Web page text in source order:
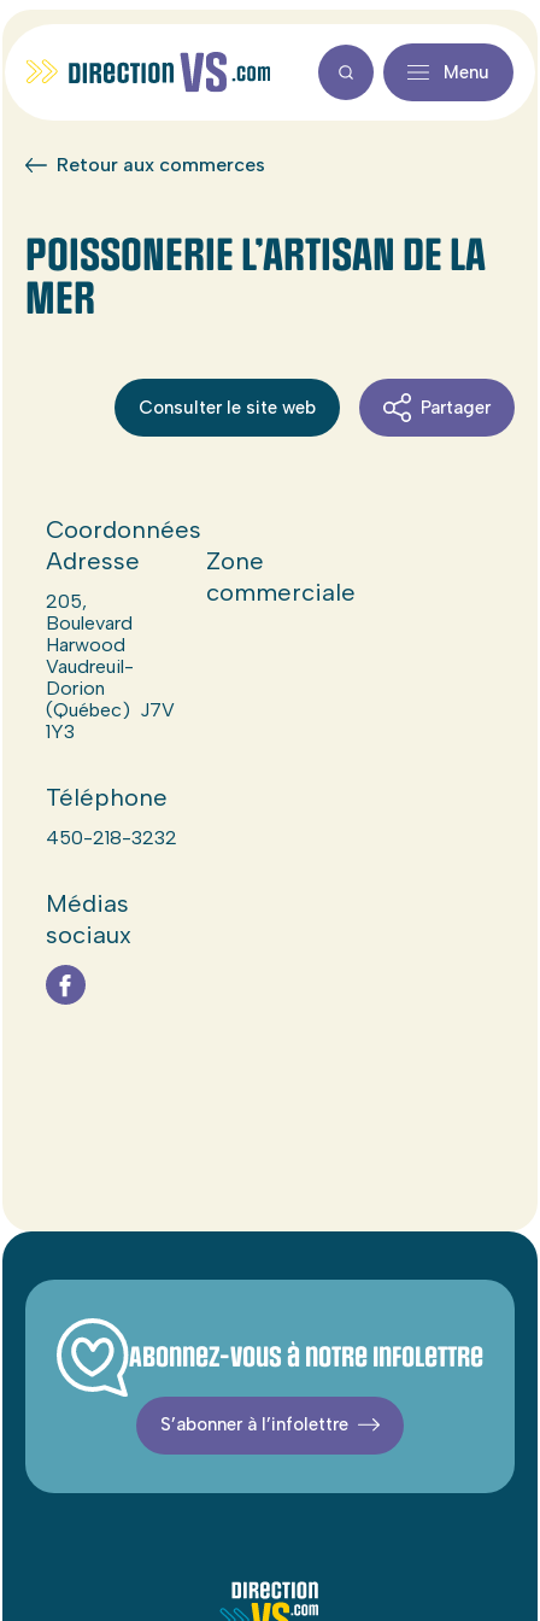
Menu
Retour aux commerces
POISSONERIE L’ARTISAN DE LA
MER
Consulter le site web Partager
Coordonnées
Adresse
205,
Boulevard
Harwood
Vaudreuil-
Dorion
(Québec) J7V
1Y3
Téléphone
450-218-3232
Médias
sociaux
Zone
commerciale
Abonnez-vous à notre infolettre
S’abonner à l’infolettre